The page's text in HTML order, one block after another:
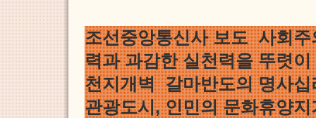
조선중앙통신사 보도 사회
력과 과감한 실천력을 뚜렷
천지개벽 갈마반도의 명사
관광도시, 인민의 문화휴양